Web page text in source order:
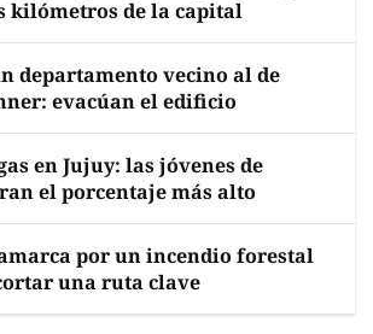
kilómetros de la capital
departamento vecino al de
evacúan el edificio
en Jujuy: las jóvenes de
el porcentaje más alto
por un incendio forestal
una ruta clave